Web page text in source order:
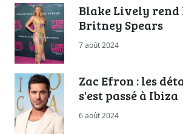
Blake Lively rend
Britney Spears
7 août 2024
Zac Efron : les
s'est passé à Ibiza
6 août 2024